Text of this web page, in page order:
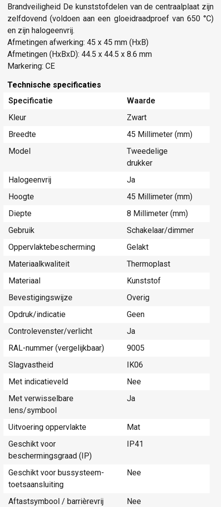
Brandveiligheid De kunststofdelen van de centraalplaat zijn
zelfdovend (voldoen aan een gloeidraadproef van 650 °C)
en zijn halogeenvrij.
Afmetingen afwerking: 45 x 45 mm (HxB)
Afmetingen (HxBxD): 44.5 x 44.5 x 8.6 mm
Markering: CE
Technische specificaties
Specificatie
Waarde
Kleur
Zwart
Breedte
45 Millimeter (mm)
Model
Tweedelige
drukker
Halogeenvrij
Ja
Hoogte
45 Millimeter (mm)
Diepte
8 Millimeter (mm)
Gebruik
Schakelaar/dimmer
Oppervlaktebescherming
Gelakt
Materiaalkwaliteit
Thermoplast
Materiaal
Kunststof
Bevestigingswijze
Overig
Opdruk/indicatie
Geen
Controlevenster/verlicht
Ja
RAL-nummer (vergelijkbaar)
9005
Slagvastheid
IK06
Met indicatieveld
Nee
Met verwisselbare
lens/symbool
Ja
Uitvoering oppervlakte
Mat
Geschikt voor
beschermingsgraad (IP)
IP41
Geschikt voor bussysteem-
toetsaansluiting
Nee
Aftastsymbool / barrièrevrij
Nee